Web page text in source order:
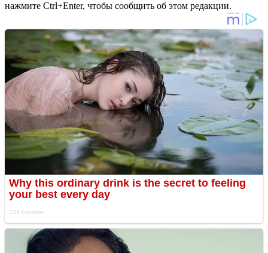
нажмите Ctrl+Enter, чтобы сообщить об этом редакции.